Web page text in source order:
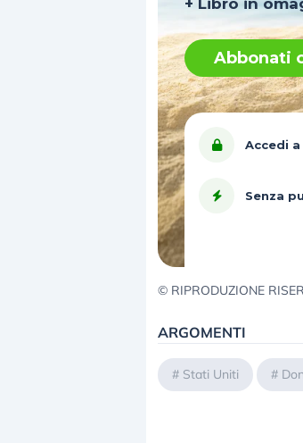
+ Libro in
Abbonati
Accedi
Senza
© RIPRODUZIONE
ARGOMENTI
# Stati Uniti #